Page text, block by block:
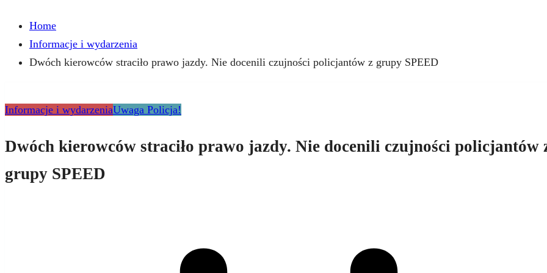
Home
Informacje i wydarzenia
Dwóch kierowców straciło prawo jazdy. Nie docenili czujności policjantów z grupy SPEED
Informacje i wydarzeniaUwaga Policja!
Dwóch kierowców straciło prawo jazdy. Nie docenili czujności policjantów
grupy SPEED